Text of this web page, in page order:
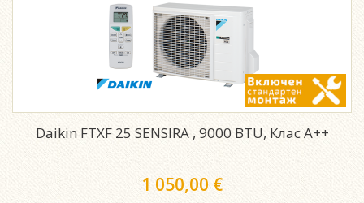
Daikin FTXF 25 SENSIRA , 9000 BTU, Клас A++
1 050,00 €